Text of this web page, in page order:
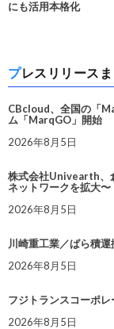
にも活用本格化
プレスリリース
CBcloud、全国の「
ム「MarqGO」開始
2026年8月5日
株式会社Univearth、
ネットワークを拡大〜
2026年8月5日
川崎重工業／ばら積
2026年8月5日
フジトランスコーポ
2026年8月5日